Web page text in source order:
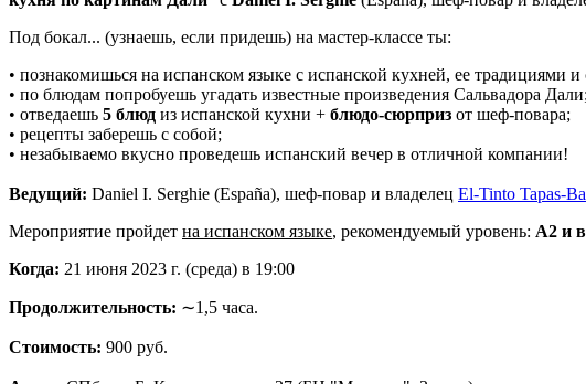
Под бокал... (узнаешь, если придешь) на мастер-классе ты:
• познакомишься на испанском языке с испанской кухней, ее традициями
• по блюдам попробуешь угадать известные произведения Сальвадора
• отведаешь 5 блюд из испанской кухни + блюдо-сюрприз от шеф-повара;
• рецепты заберешь с собой;
• незабываемо вкусно проведешь испанский вечер в отличной компании!
Ведущий: Daniel I. Serghie (España), шеф-повар и владелец El-Tinto Tapas-
Мероприятие пройдет на испанском языке, рекомендуемый уровень: А2 и
Когда: 21 июня 2023 г. (среда) в 19:00
Продолжительность: ∼1,5 часа.
Стоимость: 900 руб.